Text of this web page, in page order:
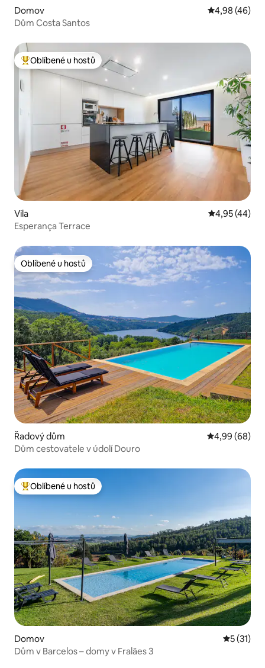
Domov Průměrné
4,98 (46)
Dům Costa Santos
Nejlepší v kategorii Oblíbené u hostů
Oblíbené u hostů
Vila Průměrné
4,95 (44)
Esperança Terrace
Oblíbené u hostů
Oblíbené u hostů
Řadový dům Průměrné
4,99 (68)
Dům cestovatele v údolí Douro
Nejlepší v kategorii Oblíbené u hostů
Oblíbené u hostů
Domov
5 (31)
Dům v Barcelos – domy v Fralães 3